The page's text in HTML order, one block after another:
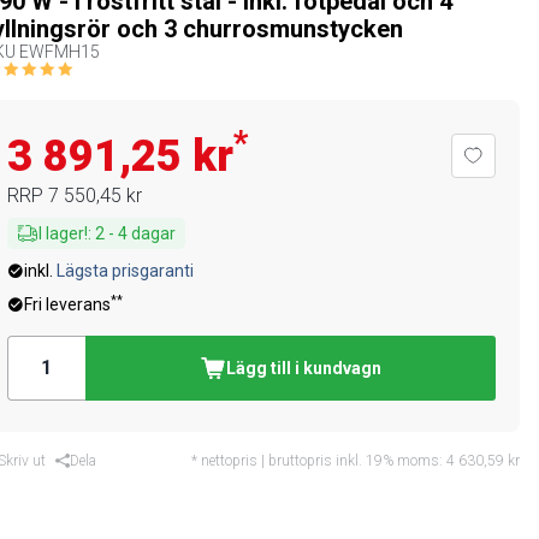
och 3 churrosmunstycken
EWFMH15
3 891,25 kr*
RRP 7 550,45 kr
I lager!: 2 - 4dagar
inkl.
Lägsta prisgaranti
Fri leverans**
Lägg till i kundvagn
ut Dela * nettopris | bruttopris inkl. 19% moms: 4 630,59 kr